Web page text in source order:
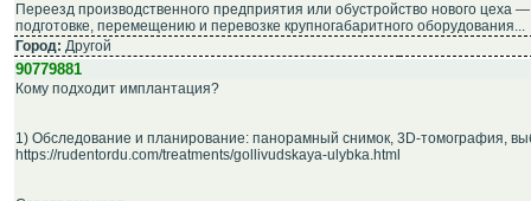
Переезд производственного предприятия или обустройство нового
подготовке, перемещению и перевозке крупногабаритного оборудования...
Город: Другой
90779881
Кому подходит имплантация?
1) Обследование и планирование: панорамный снимок, 3D-томография,
https://rudentordu.com/treatments/gollivudskaya-ulybka.html